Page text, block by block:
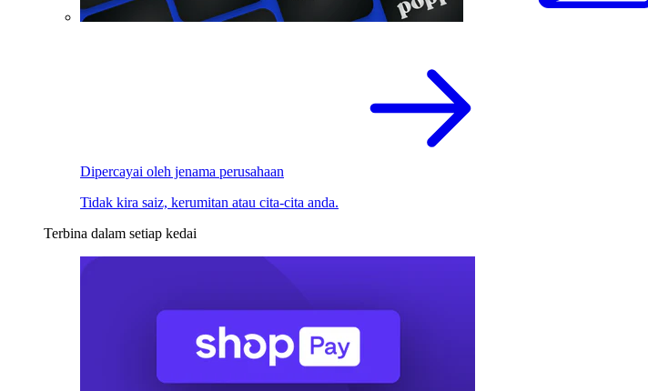
Dipercayai oleh jenama perusahaan
Tidak kira saiz, kerumitan atau cita-cita anda.
Terbina dalam setiap kedai